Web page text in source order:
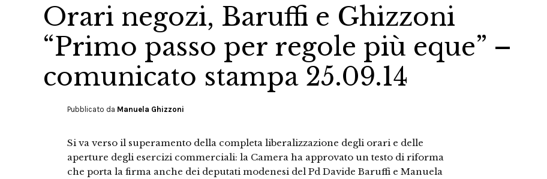
Orari negozi, Baruffi e Ghizzoni
“Primo passo per regole più eque” –
comunicato stampa 25.09.14
Pubblicato da Manuela Ghizzoni
Si va verso il superamento della completa liberalizzazione degli orari e delle
aperture degli esercizi commerciali: la Camera ha approvato un testo di riforma
che porta la firma anche dei deputati modenesi del Pd Davide Baruffi e Manuela